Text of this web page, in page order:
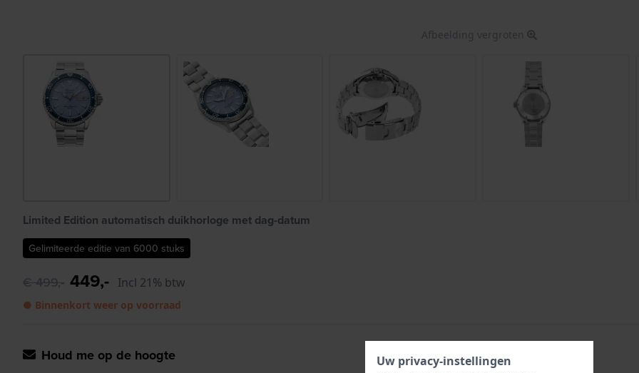
Afbeelding vergroten
Limited Edition automatisch duikhorloge met dag-datum
Gelimiteerde editie van 6000 stuks
€ 499,- 449,- Incl 21% btw
● Binnenkort weer op voorraad
Houd me op de hoogte
Uw privacy-instellingen